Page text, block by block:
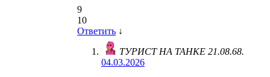
9
10
Ответить ↓
ТУРИСТ НА ТАНКЕ 21.08.68.
04.03.2026